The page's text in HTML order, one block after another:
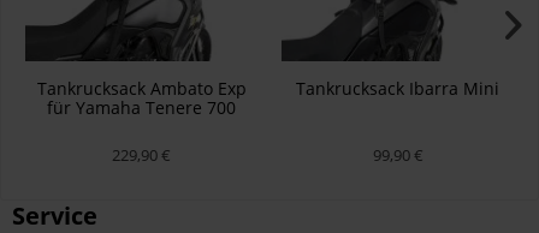
Tankrucksack Ambato Exp
für Yamaha Tenere 700
229,90 €
Tankrucksack Ibarra Mini
99,90 €
Service